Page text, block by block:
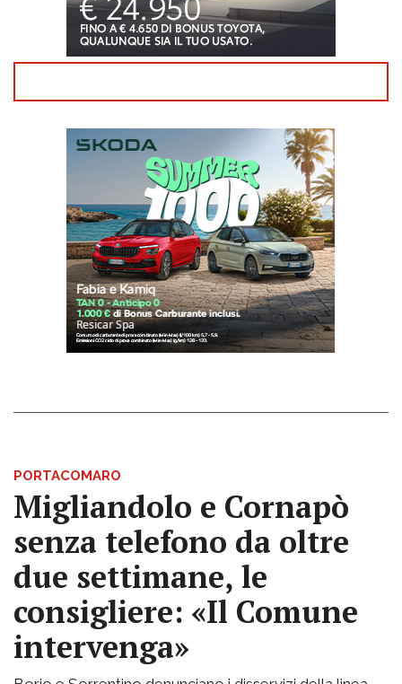
PORTACOMARO
Migliandolo e Cornapò
senza telefono da oltre
due settimane, le
consigliere: «Il Comune
intervenga»